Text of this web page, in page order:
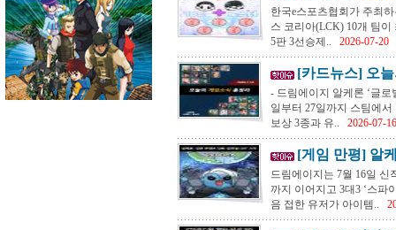
한국e스포츠협회가 주최
스 코리아(LCK) 10개 팀
5판 3선승제..
2026-07-20
[카드뉴스] 오
- 드림에이지 알케론 ‘글로
일부터 27일까지 스팀에서
보상 3종과 유..
2026-07-16
[게임 만평] 알
드림에이지는 7월 16일 신
까지 이어지고 3대3 ‘스파
음 접한 유저가 아이템..